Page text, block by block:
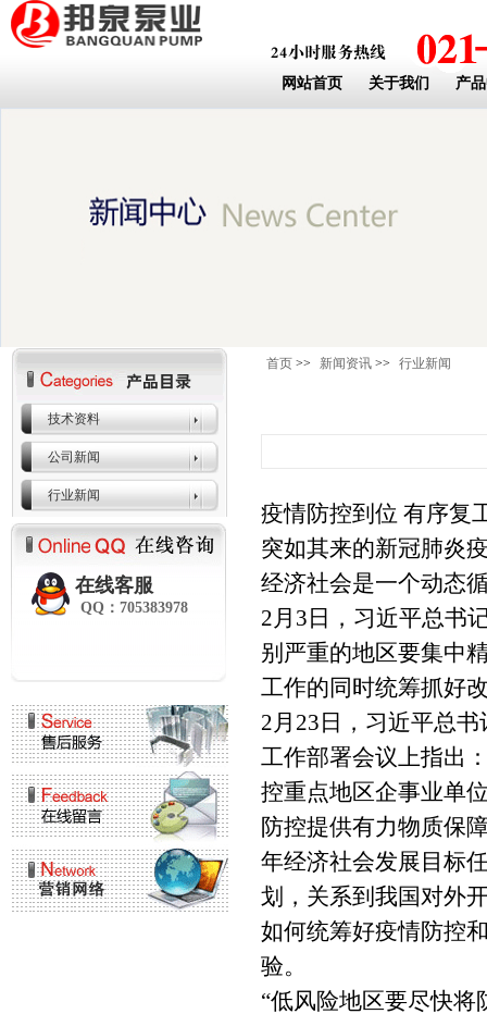
网站首页 关于我们 产
技术资料
公司新闻
行业新闻
在线客服
QQ：705383978
首页 >> 新闻资讯 >> 行业新闻
疫情防控到位 有序复
突如其来的新冠肺炎
经济社会是一个动态
2月3日，习近平总书
别严重的地区要集中
工作的同时统筹抓好
2月23日，习近平总
工作部署会议上指出
控重点地区企事业单
防控提供有力物质保
年经济社会发展目标
划，关系到我国对外
如何统筹好疫情防控
验。
“低风险地区要尽快